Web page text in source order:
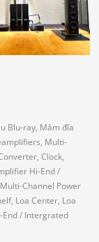
Blu-ray, Mâm đĩa
Multi-
Clock,
Hi-End/
Channel Power
Loa Center, Loa
/ Intergrated